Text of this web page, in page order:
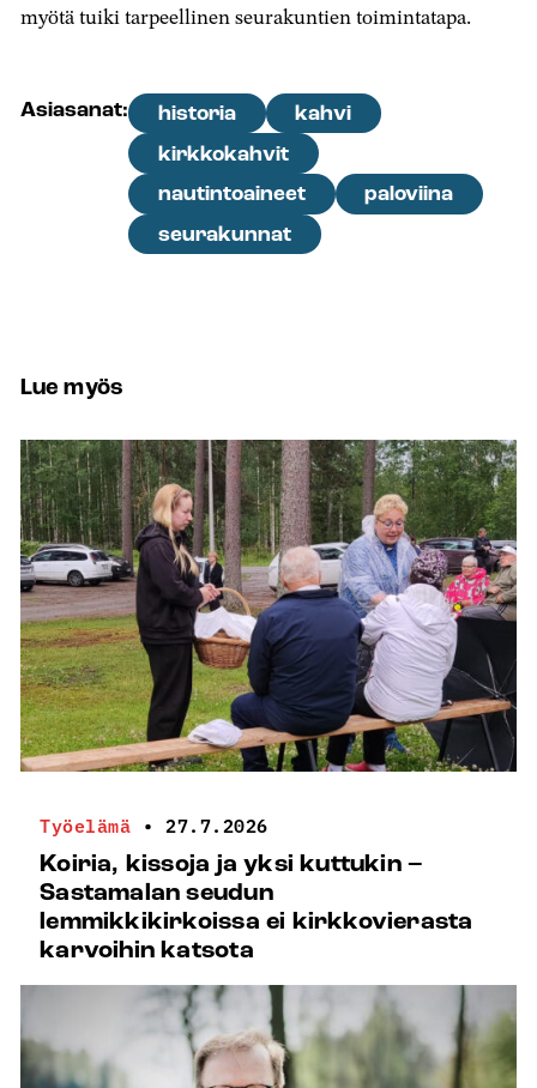
myötä tuiki tarpeellinen seurakuntien toimintatapa.
Asiasanat: historia
kahvi
kirkkokahvit
nautintoaineet
paloviina
seurakunnat
Lue myös
Työelämä • 27.7.2026
Koiria, kissoja ja yksi kuttukin –
Sastamalan seudun
lemmikkikirkoissa ei kirkkovierasta
karvoihin katsota